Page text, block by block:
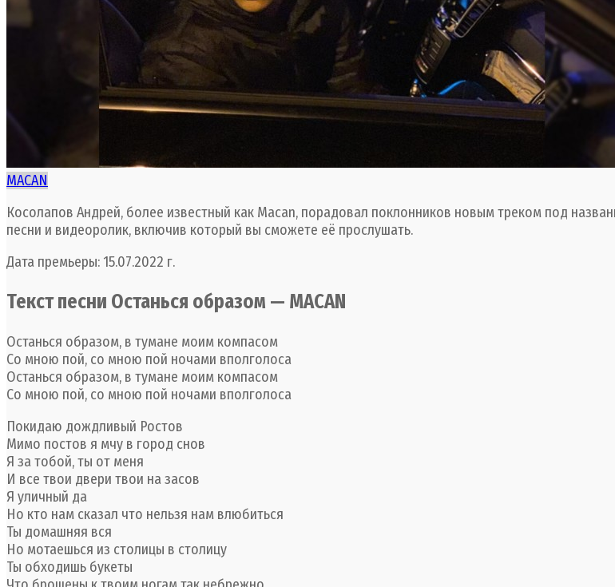
MACAN
Косолапов Андрей, более известный как Macan, порадовал поклонников новым треком под
песни и видеоролик, включив который вы сможете её прослушать.
Дата премьеры: 15.07.2022 г.
Текст песни Останься образом — MACAN
Останься образом, в тумане моим компасом
Со мною пой, со мною пой ночами вполголоса
Останься образом, в тумане моим компасом
Со мною пой, со мною пой ночами вполголоса
Покидаю дождливый Ростов
Мимо постов я мчу в город снов
Я за тобой, ты от меня
И все твои двери твои на засов
Я уличный да
Но кто нам сказал что нельзя нам влюбиться
Ты домашняя вся
Но мотаешься из столицы в столицу
Ты обходишь букеты